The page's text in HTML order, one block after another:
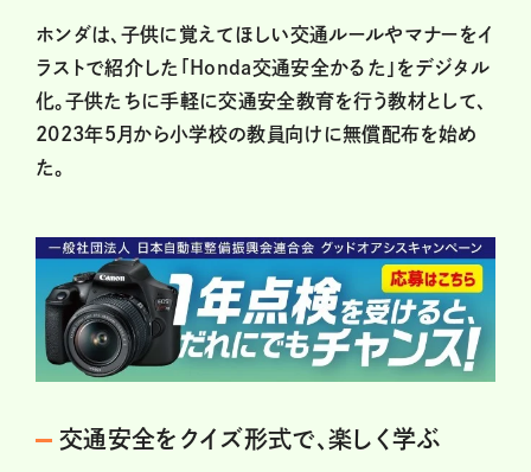
ホンダは、子供に覚えてほしい交通ルールやマナーをイ
ラストで紹介した「Honda交通安全かるた」をデジタル
化。子供たちに手軽に交通安全教育を行う教材として、
2023年5月から小学校の教員向けに無償配布を始め
た。
交通安全をクイズ形式で、楽しく学ぶ